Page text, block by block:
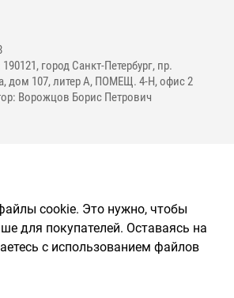
город Санкт-Петербург, пр.
дом 107, литер А, ПОМЕЩ. 4-Н, офис 2
Ворожцов Борис Петрович
cookie. Это нужно, чтобы
для покупателей. Оставаясь на
с использованием файлов